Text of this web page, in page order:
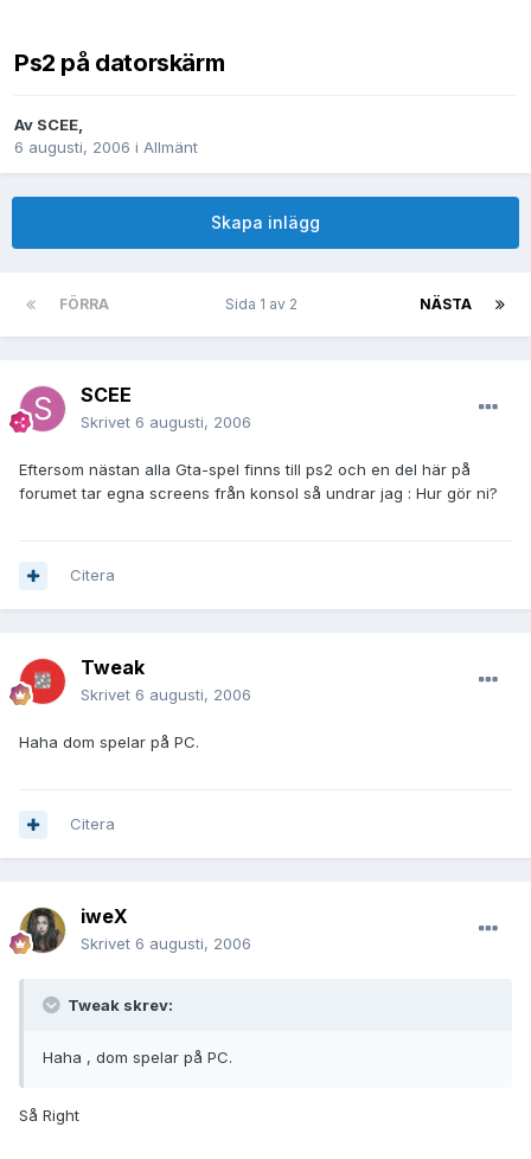
Ps2 på datorskärm
Av SCEE,
6 augusti, 2006 i Allmänt
Skapa inlägg
FÖRRA NÄSTA
Sida 1 av 2
SCEE
Skrivet 6 augusti, 2006
Eftersom nästan alla Gta-spel finns till ps2 och en del här på
forumet tar egna screens från konsol så undrar jag : Hur gör ni?
Citera
Tweak
Skrivet 6 augusti, 2006
Haha dom spelar på PC.
Citera
iweX
Skrivet 6 augusti, 2006
Tweak skrev:
Haha , dom spelar på PC.
Så Right